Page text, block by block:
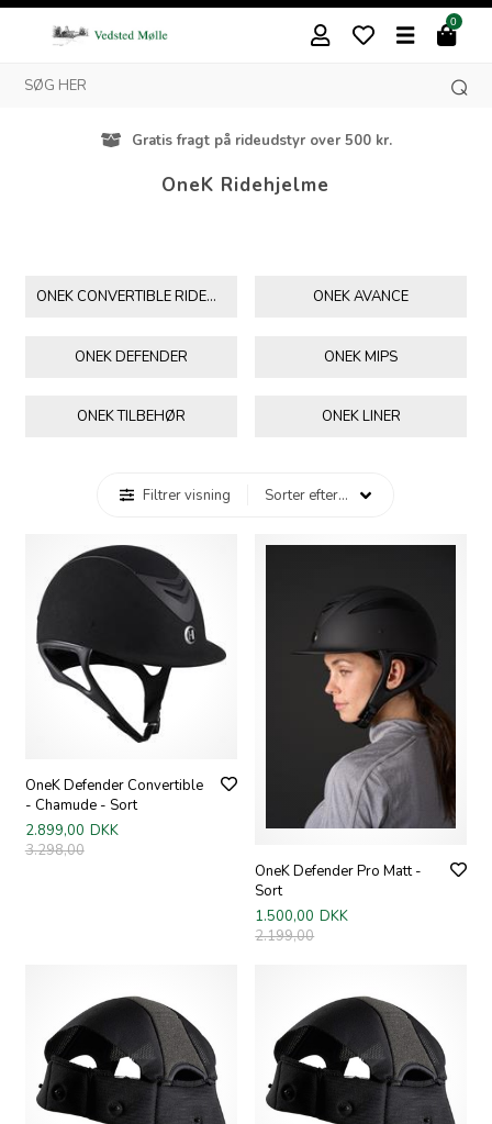
0
Gratis fragt på rideudstyr over 500 kr.
OneK Ridehjelme
ONEK CONVERTIBLE RIDEHJELME ONEK AVANCE
ONEK DEFENDER ONEK MIPS
ONEK TILBEHØR ONEK LINER
Filtrer visning
OneK Defender Convertible
- Chamude - Sort
2.899,00 DKK
3.298,00
OneK Defender Pro Matt -
Sort
1.500,00 DKK
2.199,00